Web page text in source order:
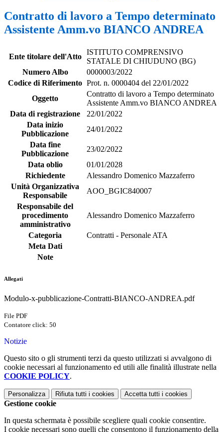
Contratto di lavoro a Tempo determinato
Assistente Amm.vo BIANCO ANDREA
Ente titolare dell'Atto
ISTITUTO COMPRENSIVO
STATALE DI CHIUDUNO (BG)
Numero Albo
0000003/2022
Codice di Riferimento Prot. n. 0000404 del 22/01/2022
Oggetto
Contratto di lavoro a Tempo determinato
Assistente Amm.vo BIANCO ANDREA
Data di registrazione
22/01/2022
Data inizio
Pubblicazione
24/01/2022
Data fine
Pubblicazione
23/02/2022
Data oblio
01/01/2028
Richiedente
Alessandro Domenico Mazzaferro
Unità Organizzativa
Responsabile
AOO_BGIC840007
Responsabile del
procedimento
amministrativo
Alessandro Domenico Mazzaferro
Categoria
Contratti - Personale ATA
Meta Dati
Note
Allegati
Modulo-x-pubblicazione-Contratti-BIANCO-ANDREA.pdf
File PDF
Contatore click: 50
Notizie
Questo sito o gli strumenti terzi da questo utilizzati si avvalgono di
cookie necessari al funzionamento ed utili alle finalità illustrate nella
COOKIE POLICY.
Personalizza Rifiuta tutti i cookies Accetta tutti i cookies
Gestione cookie
In questa schermata è possibile scegliere quali cookie consentire.
I cookie necessari sono quelli che consentono il funzionamento della